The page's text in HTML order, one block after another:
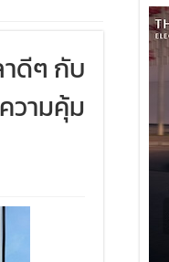
ดีๆ กับ
วามคุ้ม